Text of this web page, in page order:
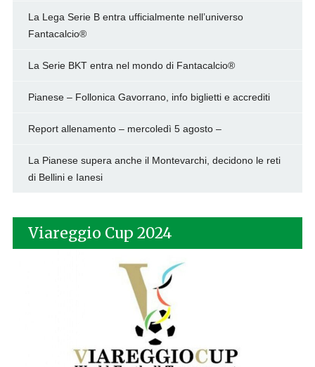
La Lega Serie B entra ufficialmente nell’universo
Fantacalcio®
La Serie BKT entra nel mondo di Fantacalcio®
Pianese – Follonica Gavorrano, info biglietti e accrediti
Report allenamento – mercoledì 5 agosto –
La Pianese supera anche il Montevarchi, decidono le reti
di Bellini e Ianesi
Viareggio Cup 2024